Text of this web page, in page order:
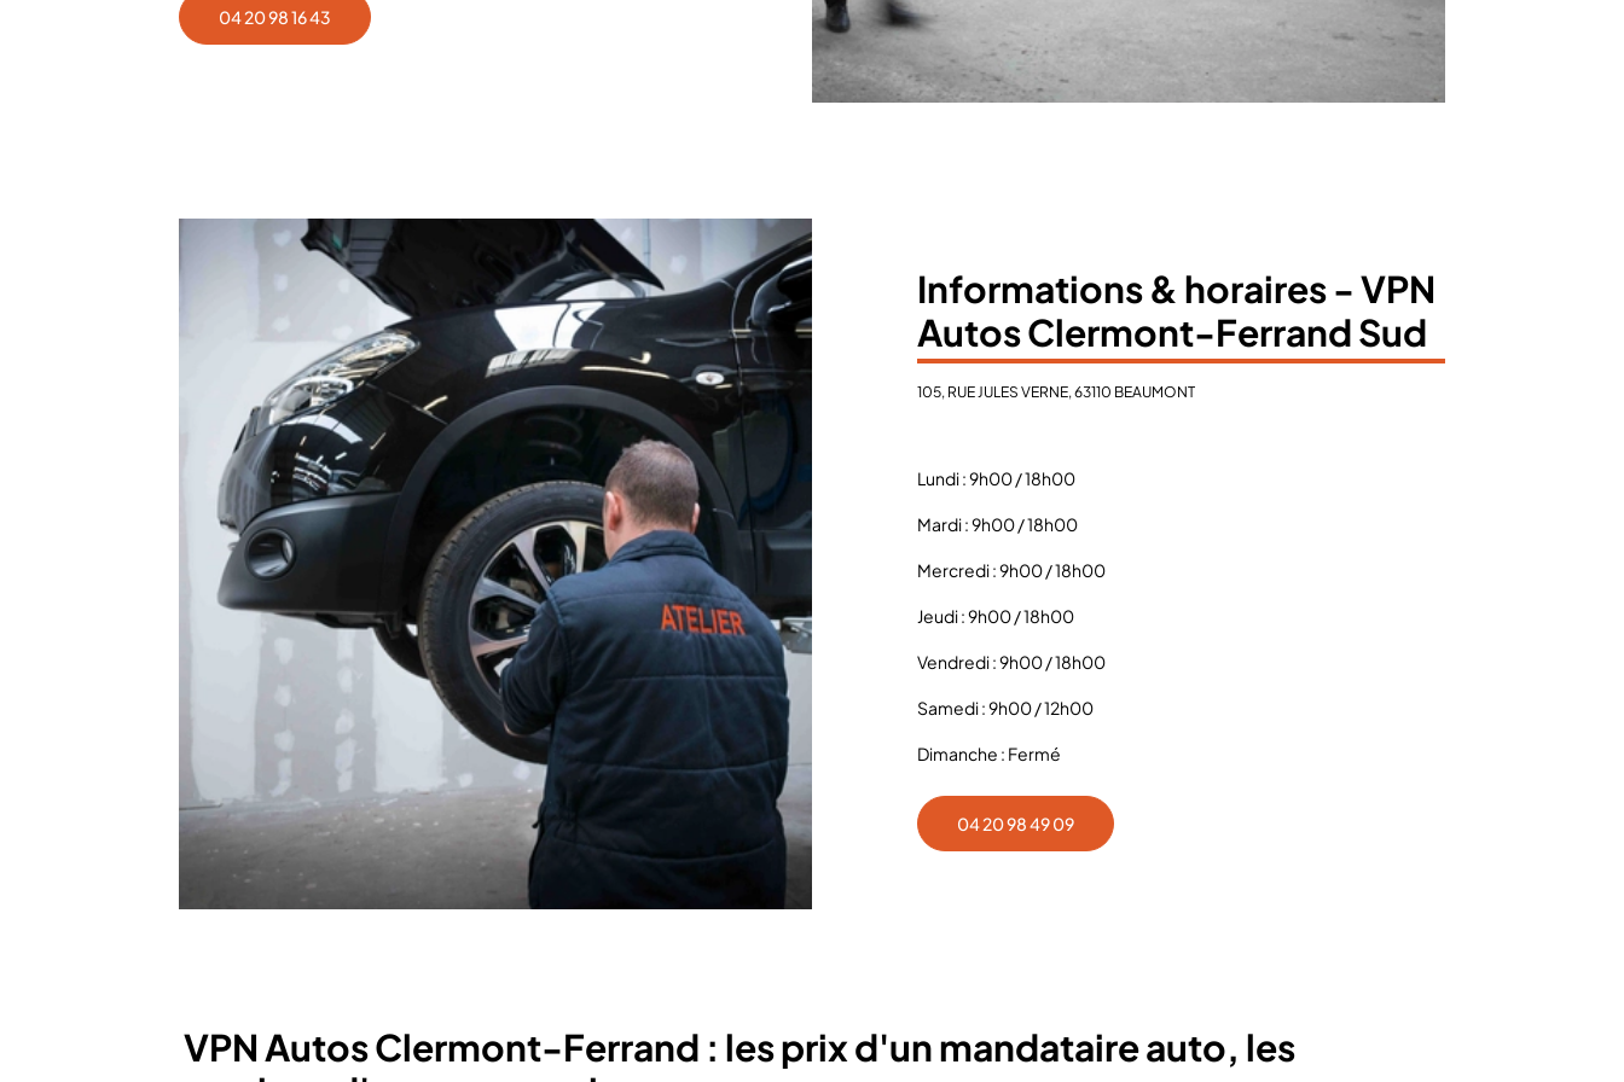
04 20 98 16 43
Informations & horaires - VPN
Autos Clermont-Ferrand Sud
105, RUE JULES VERNE, 63110 BEAUMONT
Lundi : 9h00 / 18h00
Mardi : 9h00 / 18h00
Mercredi : 9h00 / 18h00
Jeudi : 9h00 / 18h00
Vendredi : 9h00 / 18h00
Samedi : 9h00 / 12h00
Dimanche : Fermé
04 20 98 49 09
VPN Autos Clermont-Ferrand : les prix d'un mandataire auto, les